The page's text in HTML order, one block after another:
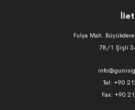
Fulya Mah.
78/1 Şişli
Tel: +90
Fax: +90